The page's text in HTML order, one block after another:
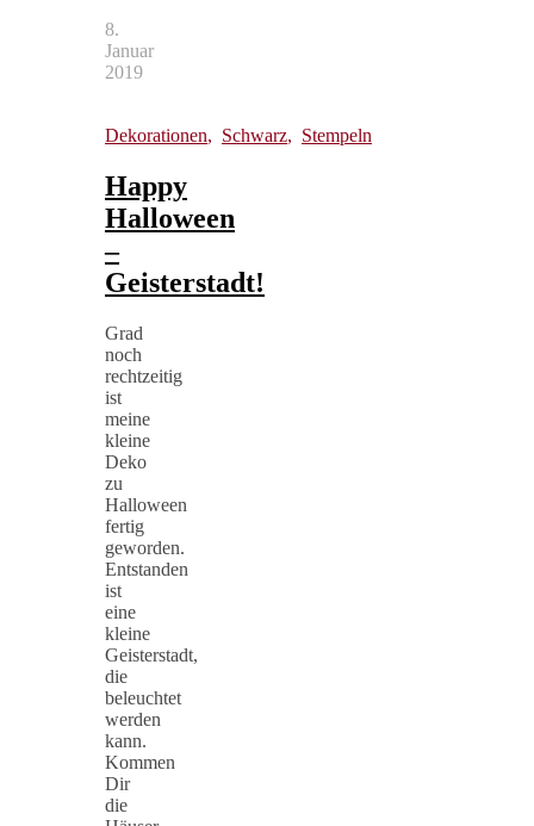
8.
Januar
2019
Dekorationen, Schwarz, Stempeln
Happy
Halloween
–
Geisterstadt!
Grad
noch
rechtzeitig
ist
meine
kleine
Deko
zu
Halloween
fertig
geworden.
Entstanden
ist
eine
kleine
Geisterstadt,
die
beleuchtet
werden
kann.
Kommen
Dir
die